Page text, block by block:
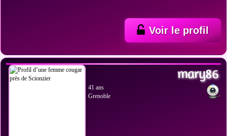
Voir le profil
mary86
41 ans
Grenoble